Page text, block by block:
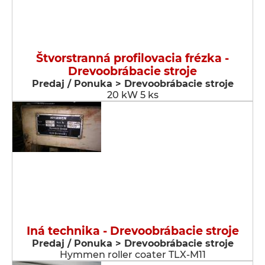
Štvorstranná profilovacia frézka -
Drevoobrábacie stroje
Predaj / Ponuka > Drevoobrábacie stroje
20 kW 5 ks
Iná technika - Drevoobrábacie stroje
Predaj / Ponuka > Drevoobrábacie stroje
Hymmen roller coater TLX-M11